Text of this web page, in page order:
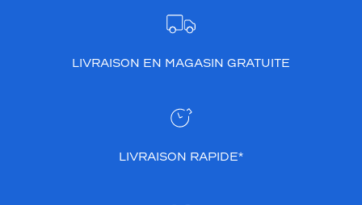
LIVRAISON EN MAGASIN GRATUITE
LIVRAISON RAPIDE*